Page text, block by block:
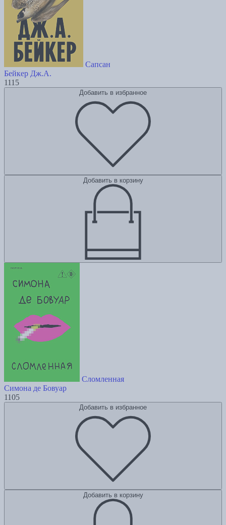
Сапсан
Бейкер Дж.А.
1115
Добавить в избранное
Добавить в корзину
Сломленная
Симона де Бовуар
1105
Добавить в избранное
Добавить в корзину